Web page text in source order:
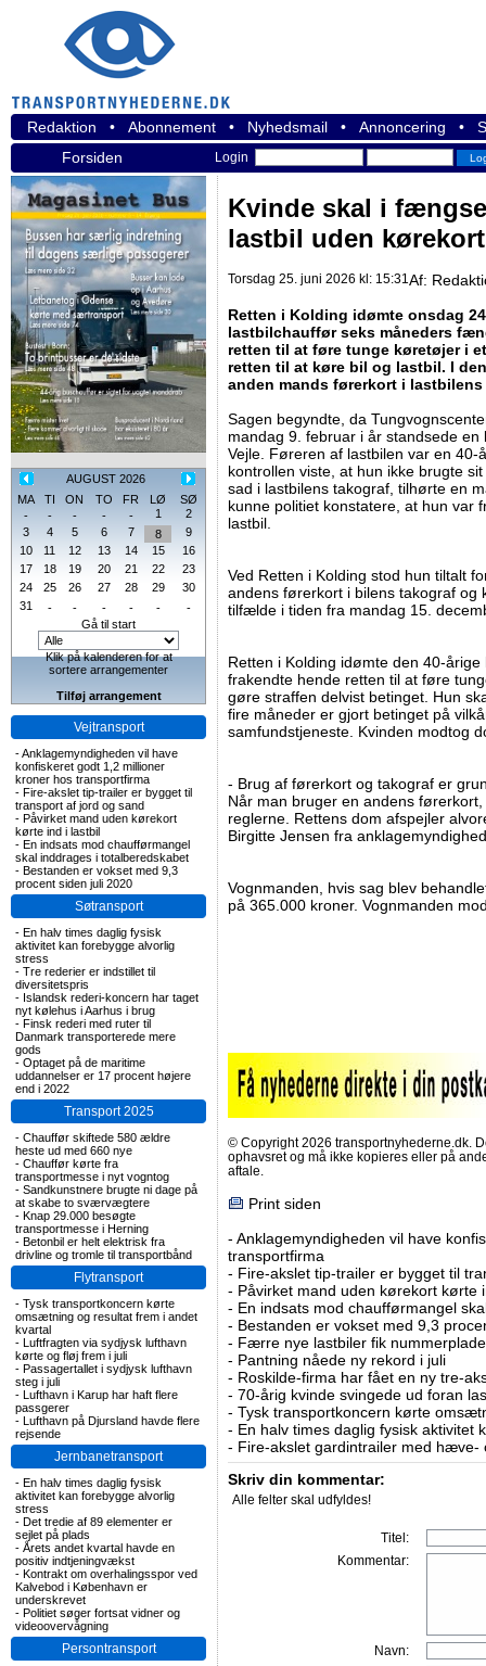
Redaktion • Abonnement • Nyhedsmail • Annoncering •
Forsiden
Login
AUGUST 2026
MA
TI ON TO FR LØ
SØ
-
- - - - 1
2
3
4 5 6 7 8
9
10
11 12 13 14 15
16
17
18 19 20 21 22
23
24
25 26 27 28 29
30
31
- - - - -
-
Gå til start
Klik på kalenderen for at
sortere arrangementer
Tilføj arrangement
Vejtransport
-Anklagemyndigheden vil have
konfiskeret godt 1,2 millioner
kroner hos transportfirma
- Fire-akslet tip-trailer er bygget til
transport af jord og sand
- Påvirket mand uden kørekort
kørte ind i lastbil
- En indsats mod chaufførmangel
skal inddrages i totalberedskabet
- Bestanden er vokset med 9,3
procent siden juli 2020
Søtransport
- En halv times daglig fysisk
aktivitet kan forebygge alvorlig
stress
- Tre rederier er indstillet til
diversitetspris
- Islandsk rederi-koncern har taget
nyt kølehus i Aarhus i brug
- Finsk rederi med ruter til
Danmark transporterede mere
gods
- Optaget på de maritime
uddannelser er 17 procent højere
end i 2022
Transport 2025
- Chauffør skiftede 580 ældre
heste ud med 660 nye
- Chauffør kørte fra
transportmesse i nyt vogntog
- Sandkunstnere brugte ni dage på
at skabe to sværvægtere
- Knap 29.000 besøgte
transportmesse i Herning
- Betonbil er helt elektrisk fra
drivline og tromle til transportbånd
Flytransport
- Tysk transportkoncern kørte
omsætning og resultat frem i andet
kvartal
- Luftfragten via sydjysk lufthavn
kørte og fløj frem i juli
- Passagertallet i sydjysk lufthavn
steg i juli
- Lufthavn i Karup har haft flere
passgerer
- Lufthavn på Djursland havde flere
rejsende
Jernbanetransport
- En halv times daglig fysisk
aktivitet kan forebygge alvorlig
stress
- Det tredie af 89 elementer er
sejlet på plads
- Årets andet kvartal havde en
positiv indtjeningvækst
- Kontrakt om overhalingsspor ved
Kalvebod i København er
underskrevet
- Politiet søger fortsat vidner og
videoovervågning
Persontransport
Kvinde skal i
lastbil uden kørekort
Torsdag 25. juni 2026 kl: 15:31Af:
Retten i Kolding idømte onsdag
lastbilchauffør seks måneders
retten til at føre tunge køretøjer i
retten til at køre bil og lastbil. I
anden mands førerkort i
Sagen begyndte, da
mandag 9. februar i år standsede
Vejle. Føreren af lastbilen var en 40-
kontrollen viste, at hun ikke brugte
sad i lastbilens takograf, tilhørte en
kunne politiet konstatere, at hun var
lastbil.
Ved Retten i Kolding stod hun tiltalt
andens førerkort i bilens takograf og
tilfælde i tiden fra mandag 15.
Retten i Kolding idømte den 40-
frakendte hende retten til at føre
gøre straffen delvist betinget. Hun
fire måneder er gjort betinget på
samfundstjeneste. Kvinden modtog
- Brug af førerkort og takograf er
Når man bruger en andens
reglerne. Rettens dom afspejler
Birgitte Jensen fra
Vognmanden, hvis sag blev
på 365.000 kroner. Vognmanden
© Copyright 2026 transportnyhederne.dk.
ophavsret og må ikke kopieres eller på
aftale.
Print siden
- Anklagemyndigheden vil have
transportfirma
- Fire-akslet tip-trailer er bygget til
- Påvirket mand uden kørekort kørte
- En indsats mod chaufførmangel
- Bestanden er vokset med 9,3
- Færre nye lastbiler fik
- Pantning nåede ny rekord i juli
- Roskilde-firma har fået en ny tre-
- 70-årig kvinde svingede ud foran
- Tysk transportkoncern kørte
- En halv times daglig fysisk aktivitet
- Fire-akslet gardintrailer med hæve-
Skriv din kommentar:
Alle felter skal udfyldes!
Titel:
Kommentar:
Navn: